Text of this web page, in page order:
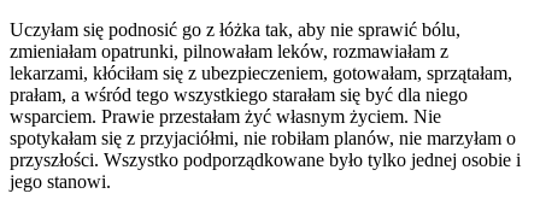
Uczyłam się podnosić go z łóżka tak, aby nie sprawić bólu,
zmieniałam opatrunki, pilnowałam leków, rozmawiałam z
lekarzami, kłóciłam się z ubezpieczeniem, gotowałam, sprzątałam,
prałam, a wśród tego wszystkiego starałam się być dla niego
wsparciem. Prawie przestałam żyć własnym życiem. Nie
spotykałam się z przyjaciółmi, nie robiłam planów, nie marzyłam o
przyszłości. Wszystko podporządkowane było tylko jednej osobie i
jego stanowi.